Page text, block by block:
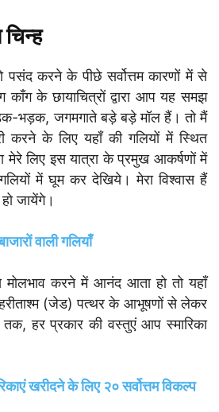
पसंद करने के पीछे सर्वोत्तम कारणों में से
काँग के छायाचित्रों द्वारा आप यह समझ
भड़क, जगमगाते बड़े बड़े मॉल हैं। तो मैं
करने के लिए यहाँ की गलियों में स्थित
मेरे लिए इस यात्रा के प्रमुख आकर्षणों में
में घूम कर देखिये। मेरा विश्वास हैं
जायेंगे।
वाली गलियाँ
मोलभाव करने में आनंद आता हो तो यहाँ
(जेड) पत्थर के आभूषणों से लेकर
तक, हर प्रकार की वस्तुएं आप स्मारिका
खरीदने के लिए २० सर्वोत्तम विकल्प